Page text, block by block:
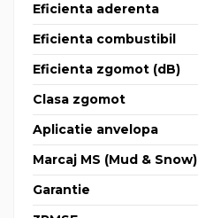
Eficienta aderenta
Eficienta combustibil
Eficienta zgomot (dB)
Clasa zgomot
Aplicatie anvelopa
Marcaj MS (Mud & Snow)
Garantie